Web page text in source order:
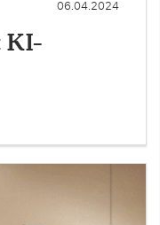
06.04.2024
KI-